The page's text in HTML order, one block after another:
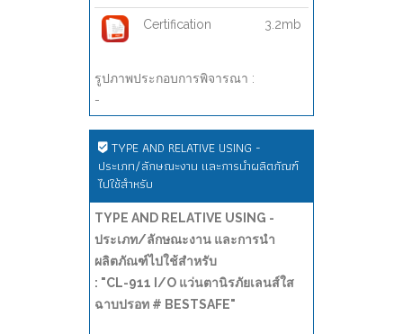
Certification 3.2mb
รูปภาพประกอบการพิจารณา :
-
TYPE AND RELATIVE USING -
ประเภท/ลักษณะงาน และการนำผลิตภัณฑ์
ไปใช้สำหรับ
TYPE AND RELATIVE USING -
ประเภท/ลักษณะงาน และการนำ
ผลิตภัณฑ์ไปใช้สำหรับ
: "CL-911 I/O แว่นตานิรภัยเลนส์ใส
ฉาบปรอท # BESTSAFE"